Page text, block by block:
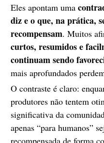
Eles apontam uma
diz e o que, na prática,
recompensam. Muitos
curtos, resumidos e
continuam sendo
mais aprofundados
O contraste é claro:
produtores não tentem
significativa da
apenas “para humanos”
recompensada de forma